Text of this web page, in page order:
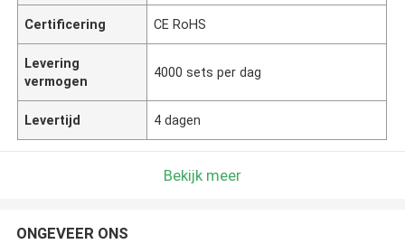
Certificering CE RoHS
Levering
vermogen
4000 sets per dag
Levertijd 4 dagen
Bekijk meer
ONGEVEER ONS